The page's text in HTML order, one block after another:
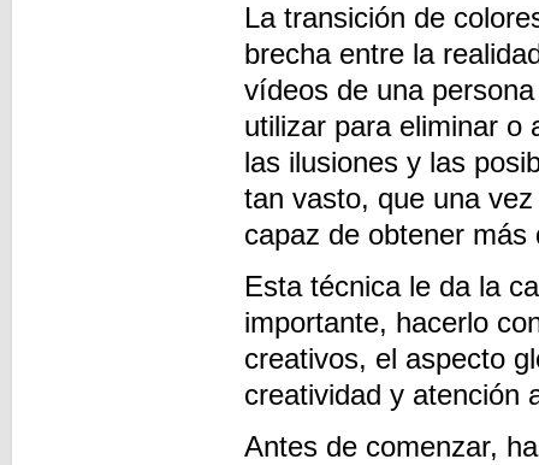
La transición de
brecha entre la
vídeos de una
utilizar para eliminar
las ilusiones y las
tan vasto, que una
capaz de obtener
Esta técnica le da la
importante, hacerlo
creativos, el aspecto
creatividad y atención
Antes de comenzar,